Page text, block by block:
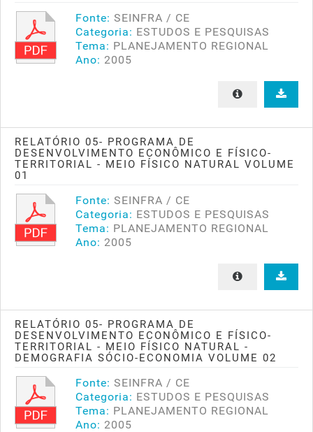
Fonte: SEINFRA / CE
Categoria: ESTUDOS E PESQUISAS
Tema: PLANEJAMENTO REGIONAL
Ano: 2005
RELATÓRIO 05- PROGRAMA DE
DESENVOLVIMENTO ECONÔMICO E FÍSICO-
TERRITORIAL - MEIO FÍSICO NATURAL VOLUME
01
Fonte: SEINFRA / CE
Categoria: ESTUDOS E PESQUISAS
Tema: PLANEJAMENTO REGIONAL
Ano: 2005
RELATÓRIO 05- PROGRAMA DE
DESENVOLVIMENTO ECONÔMICO E FÍSICO-
TERRITORIAL - MEIO FÍSICO NATURAL -
DEMOGRAFIA SÓCIO-ECONOMIA VOLUME 02
Fonte: SEINFRA / CE
Categoria: ESTUDOS E PESQUISAS
Tema: PLANEJAMENTO REGIONAL
Ano: 2005